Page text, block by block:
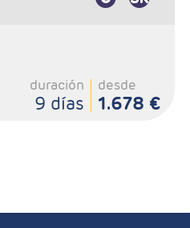
duración
9 días
desde
1.678 €